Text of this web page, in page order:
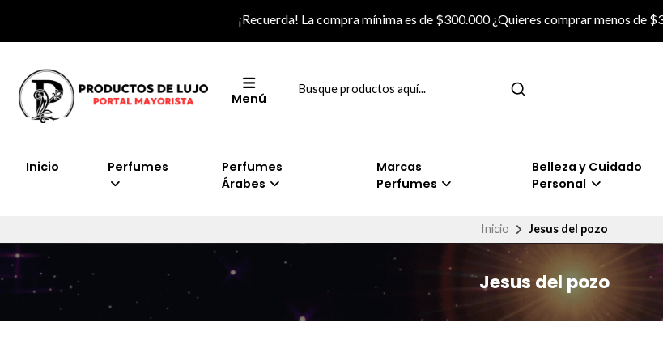
¡Recuerda! La compra mínima es de $300.000 ¿Quieres comprar menos de
Menú
Inicio Perfumes
Perfumes
Árabes
Marcas
Perfumes
Belleza y Cuidado
Personal
Inicio Jesus del pozo
Jesus del pozo